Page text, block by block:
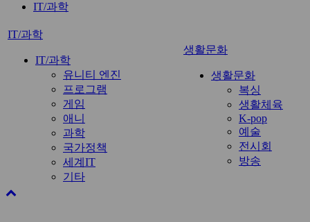
IT/과학
IT/과학
IT/과학
유니티 엔진
프로그램
게임
애니
과학
국가정책
세계IT
기타
생활문화
생활문화
복싱
생활체육
K-pop
예술
전시회
방송